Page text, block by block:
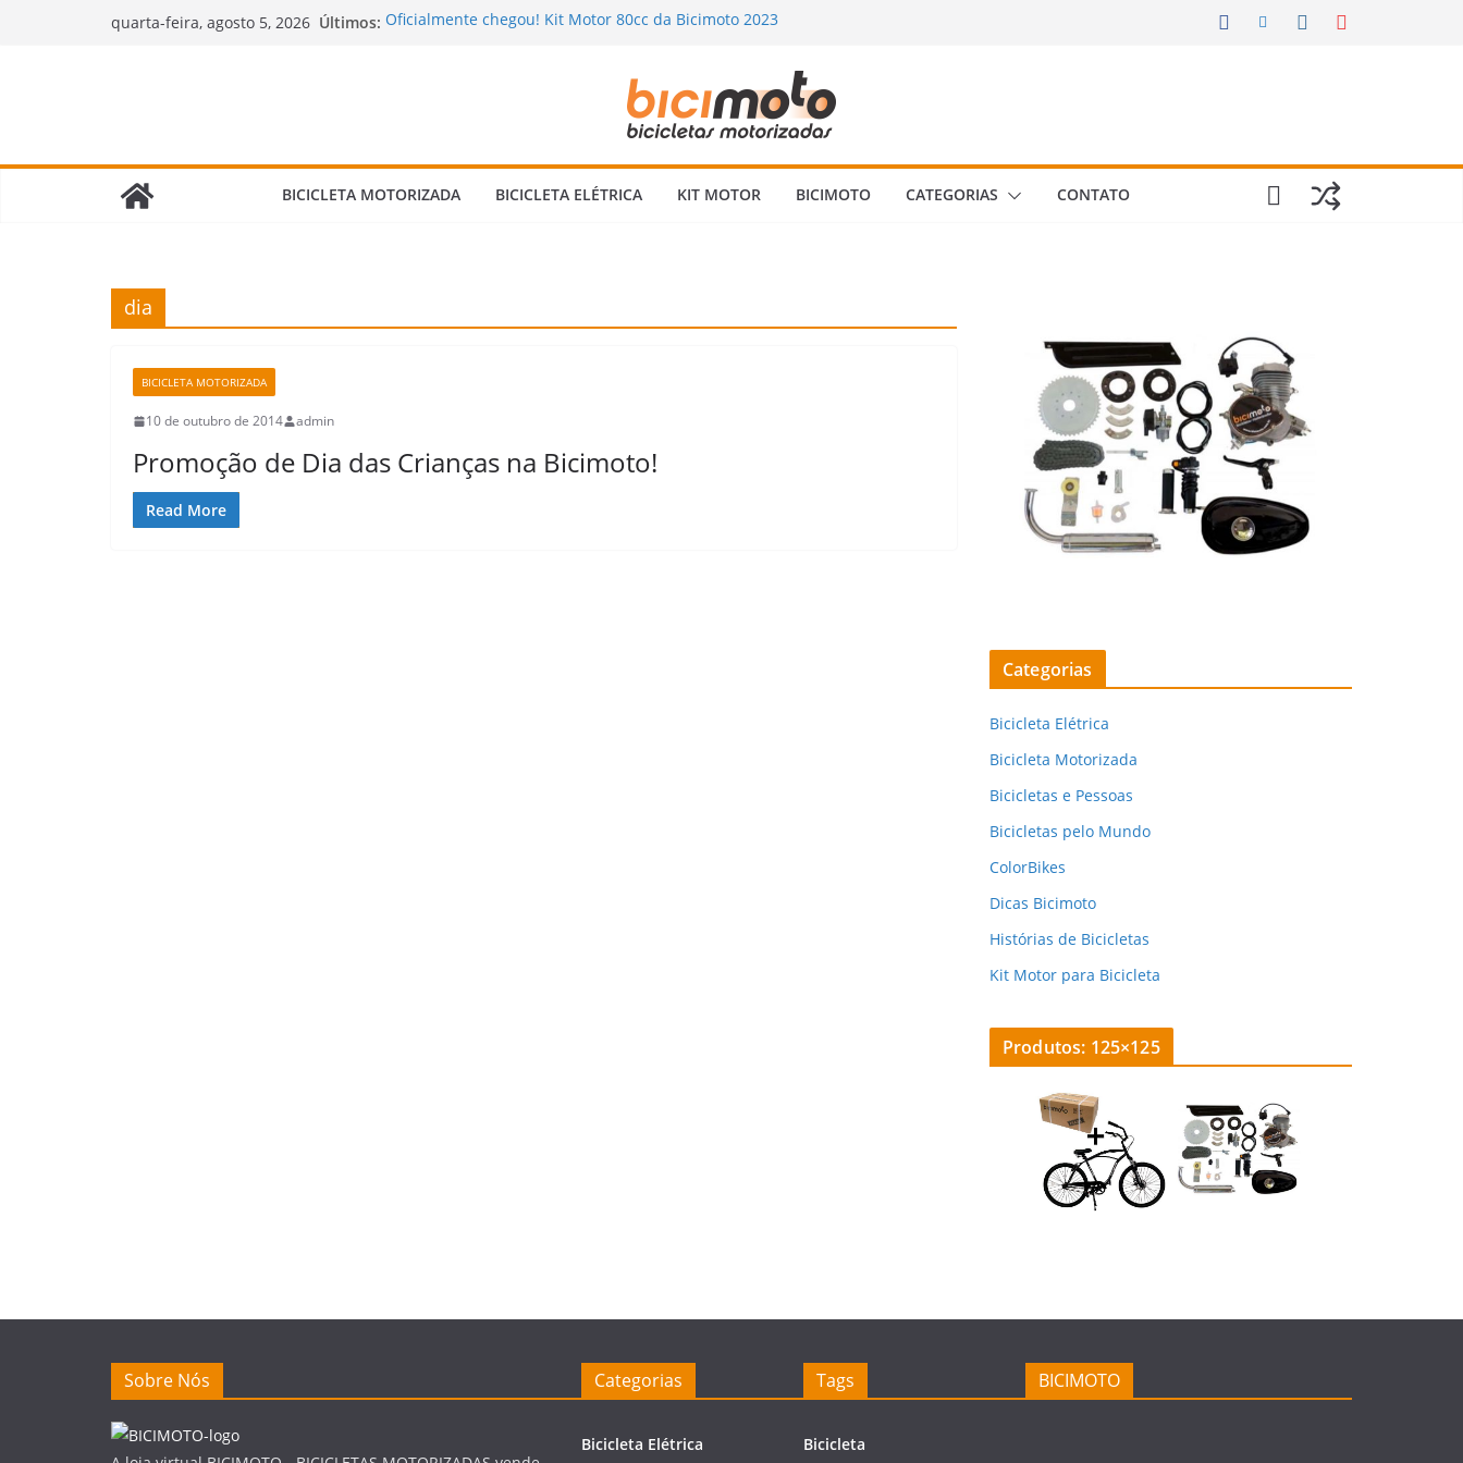
quarta-feira, agosto 5, 2026 Últimos: Oficialmente chegou! Kit Motor 80cc da Bicimoto 2023
🌧️ Bicimoto na Chuva? Dicas para andar com segurança 🌧️
Bicicleta Motorizada: Vale a Pena Mesmo? Descubra a
Fazer e Quais Itens Verificar?
BICICLETA MOTORIZADA
BICICLETA ELÉTRICA KIT MOTOR BICIMOTO CATEGORIAS CONTATO
dia
BICICLETA MOTORIZADA
10 de outubro de 2014 admin
Promoção de Dia das Crianças na Bicimoto!
Read More
Categorias
Bicicleta Elétrica
Bicicleta Motorizada
Bicicletas e Pessoas
Bicicletas pelo Mundo
ColorBikes
Dicas Bicimoto
Histórias de Bicicletas
Kit Motor para Bicicleta
Produtos: 125×125
Sobre Nós Categorias
Bicicleta Elétrica
Tags
Bicicleta
BICIMOTO